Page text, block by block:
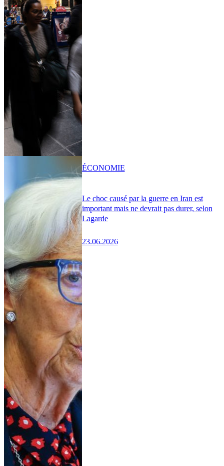
Le choc causé par la guerre en Iran est
important mais ne devrait pas durer, selon
Lagarde
23.06.2026
ÉCONOMIE